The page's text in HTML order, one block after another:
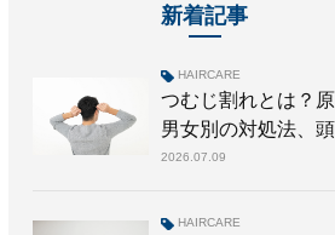
新着記事
つむじ割れとは？
男女別の対処法、
の薄毛との違いにつ
2026.07.09
HAIRCARE
HAIRCARE